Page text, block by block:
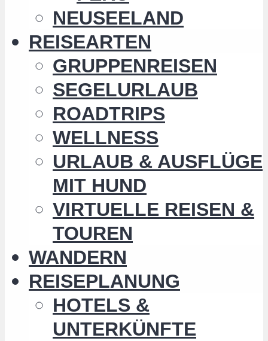
NEUSEELAND
REISEARTEN
GRUPPENREISEN
SEGELURLAUB
ROADTRIPS
WELLNESS
URLAUB & AUSFLÜGE
MIT HUND
VIRTUELLE REISEN &
TOUREN
WANDERN
REISEPLANUNG
HOTELS &
UNTERKÜNFTE